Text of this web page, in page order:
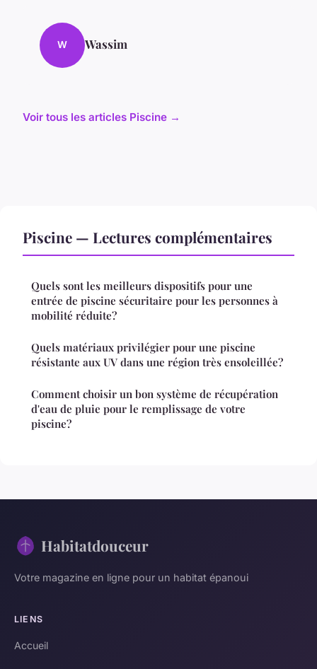
W Wassim
Voir tous les articles Piscine →
Piscine — Lectures complémentaires
Quels sont les meilleurs dispositifs pour une
entrée de piscine sécuritaire pour les personnes à
mobilité réduite?
Quels matériaux privilégier pour une piscine
résistante aux UV dans une région très ensoleillée?
Comment choisir un bon système de récupération
d'eau de pluie pour le remplissage de votre
piscine?
Habitatdouceur
Votre magazine en ligne pour un habitat épanoui
LIENS
Accueil